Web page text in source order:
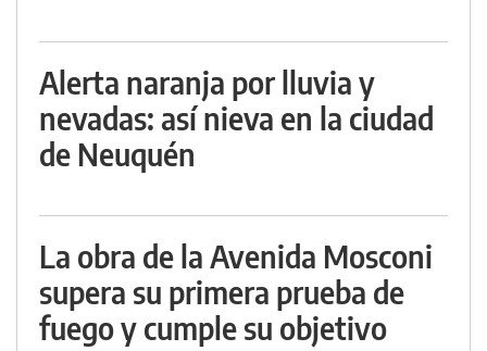
Alerta naranja por lluvia y
nevadas: así nieva en la ciudad
de Neuquén
La obra de la Avenida Mosconi
supera su primera prueba de
fuego y cumple su objetivo